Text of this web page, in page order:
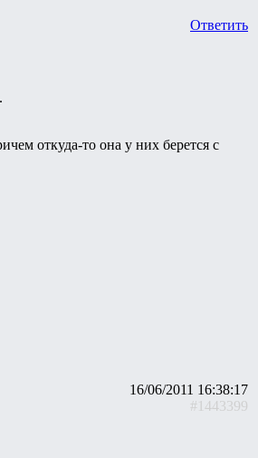
Ответить
откуда-то она у них берется с
16/06/2011 16:38:17
#1443399